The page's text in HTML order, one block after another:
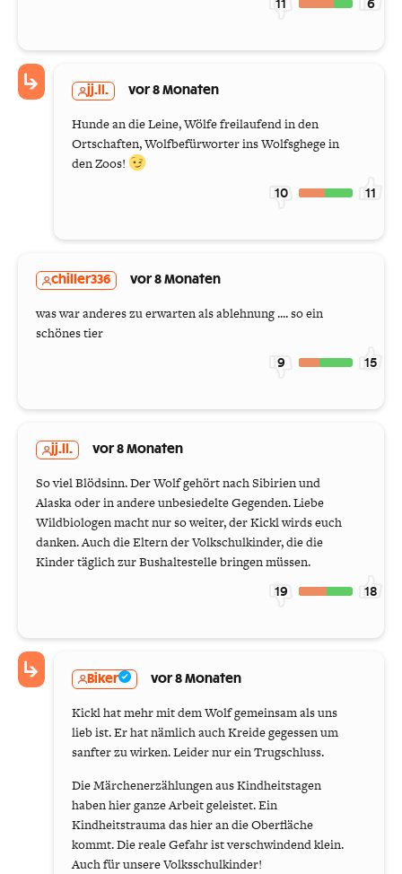
jj.ll. vor 8 Monaten
Hunde an die Leine, Wölfe freilaufend in den
Ortschaften, Wolfbefürworter ins Wolfsghege in
den Zoos!
10 11
chiller336 vor 8 Monaten
was war anderes zu erwarten als ablehnung .... so ein
schönes tier
9 15
jj.ll. vor 8 Monaten
So viel Blödsinn. Der Wolf gehört nach Sibirien und
Alaska oder in andere unbesiedelte Gegenden. Liebe
Wildbiologen macht nur so weiter, der Kickl wirds euch
danken. Auch die Eltern der Volkschulkinder, die die
Kinder täglich zur Bushaltestelle bringen müssen.
19 18
Biker vor 8 Monaten
Kickl hat mehr mit dem Wolf gemeinsam als uns
lieb ist. Er hat nämlich auch Kreide gegessen um
sanfter zu wirken. Leider nur ein Trugschluss.
Die Märchenerzählungen aus Kindheitstagen
haben hier ganze Arbeit geleistet. Ein
Kindheitstrauma das hier an die Oberfläche
kommt. Die reale Gefahr ist verschwindend klein.
Auch für unsere Volksschulkinder!